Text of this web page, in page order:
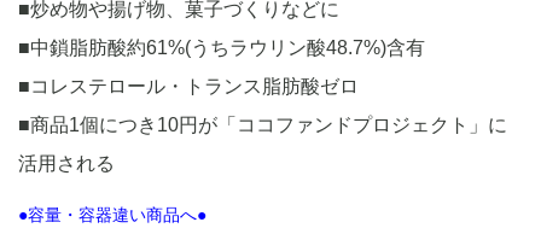
■炒め物や揚げ物、菓子づくりなどに
■中鎖脂肪酸約61%(うちラウリン酸48.7%)含有
■コレステロール・トランス脂肪酸ゼロ
■商品1個につき10円が「ココファンドプロジェクト」に
活用される
●容量・容器違い商品へ●